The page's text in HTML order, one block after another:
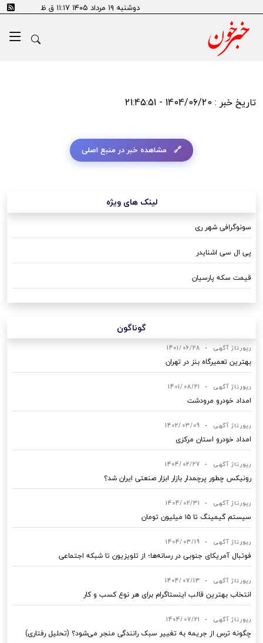
دوشنبه ۱۹ مرداد ۱۴۰۵ ۱۱:۱۷ ق ظ
تاریخ خبر : 1404/06/20 - 21:45:51
مشاهده خبر در منبع اصلی
لینک های ویژه
سونوگرافی شهر ری
پی ال سی اشنایدر
قیمت سکه پارسیان
گوناگون
رپورتاژ آگهی •
1401/06/28
بهترین تعمیرگاه بنز در تهران
رپورتاژ آگهی •
1401/08/21
امداد خودرو مرودشت
رپورتاژ آگهی •
1402/03/09
امداد خودرو استان مرکزی
رپورتاژ آگهی •
1404/02/27
رونیکس چطور پرچمدار بازار ابزار صنعتی ایران شد؟
رپورتاژ آگهی •
1404/02/31
سیستم گیمینگ تا ۱۵ میلیون تومان
رپورتاژ آگهی •
1404/03/19
فوتبال آمریکای جنوبی در رسانه‌ها؛ از تلویزیون تا شبکه اجتماعی
رپورتاژ آگهی •
1404/07/13
انتخاب بهترین قالب‌ اینستاگرام برای هر نوع کسب‌ و کار
رپورتاژ آگهی •
1404/07/21
چگونه ترس از جریمه به تغییر سبک رانندگی منجر می‌شود؟ (تحلیل رفتاری)